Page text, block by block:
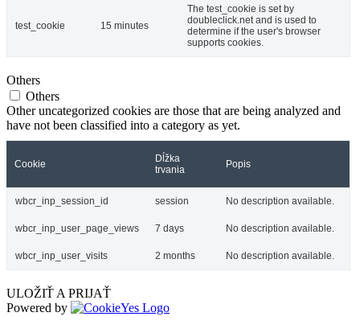
test_cookie 15 minutes
The test_cookie is set by
doubleclick.net and is used to
determine if the user's browser
supports cookies.
Others
Others
Other uncategorized cookies are those that are being analyzed and
have not been classified into a category as yet.
Cookie
Dĺžka
trvania
Popis
wbcr_inp_session_id session No description available.
wbcr_inp_user_page_views 7 days No description available.
wbcr_inp_user_visits 2 months No description available.
ULOŽIŤ A PRIJAŤ
Powered by